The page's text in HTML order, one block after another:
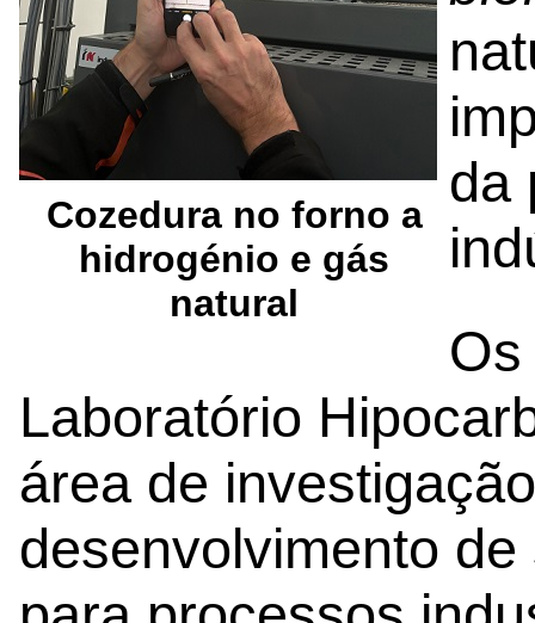
Cozedura no forno a
hidrogénio e gás
natural
da
Laboratório
área de
desenvolvimento